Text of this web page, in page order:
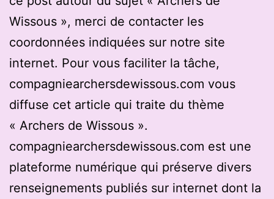
Wissous », merci de contacter les
coordonnées indiquées sur notre site
internet. Pour vous faciliter la tâche,
compagniearchersdewissous.com vous
diffuse cet article qui traite du thème
« Archers de Wissous ».
compagniearchersdewissous.com est une
plateforme numérique qui préserve divers
renseignements publiés sur internet dont la